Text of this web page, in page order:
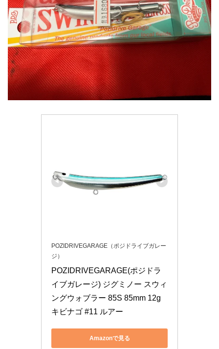
POZIDRIVEGARAGE（ポジドライブガレー
ジ）
POZIDRIVEGARAGE(ポジドラ
イブガレージ) ジグミノー スウィ
ングウォブラー 85S 85mm 12g
キビナゴ #11 ルアー
Amazonで見る